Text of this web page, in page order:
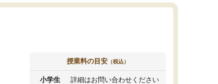
授業料の目安 （税込）
小学生 詳細はお問い合わせください